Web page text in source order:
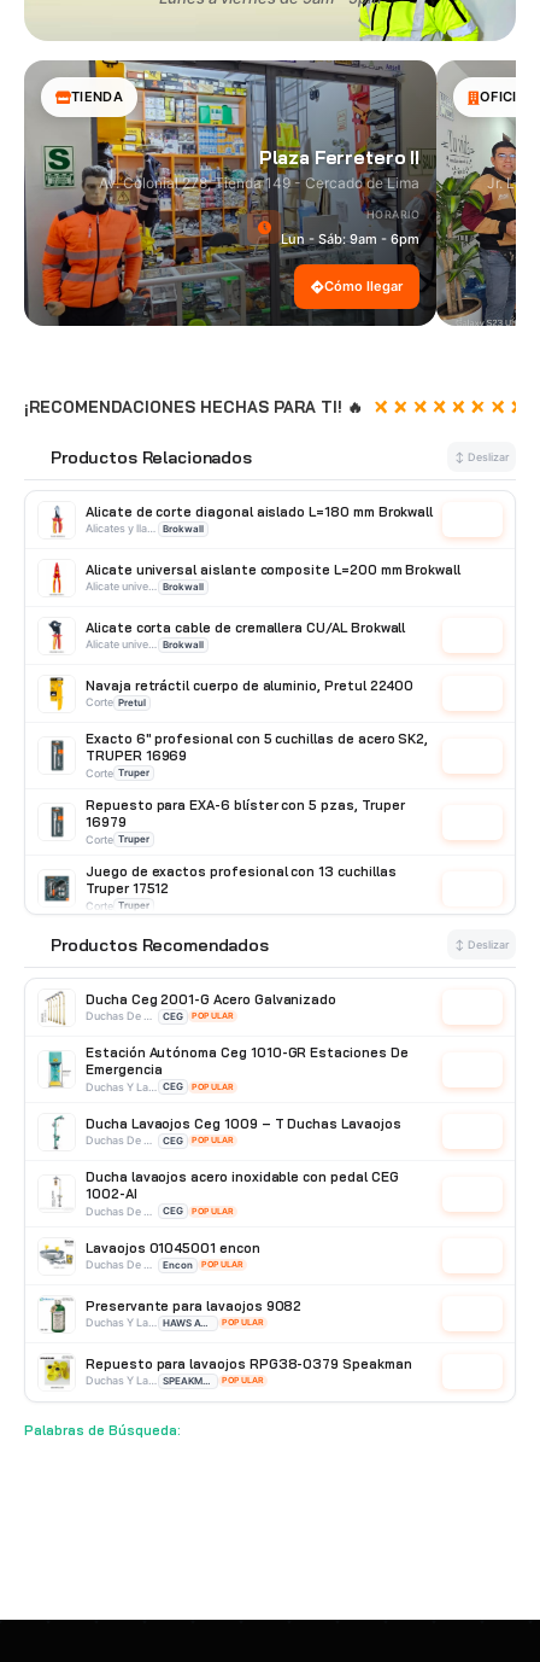
TIENDA
Plaza Ferretero II
Av. Colonial 278, Tienda 149 - Cercado de Lima
HORARIO
Lun - Sáb: 9am - 6pm
Cómo llegar
OFICINA
Jr. Las
¡RECOMENDACIONES HECHAS PARA TI! 🔥
Productos Relacionados ↕ Deslizar
Alicate de corte diagonal aislado L=180 mm Brokwall
Brokwall
Alicate universal aislante composite L=200 mm Brokwall
Brokwall
Alicate corta cable de cremallera CU/AL Brokwall
Brokwall
Navaja retráctil cuerpo de aluminio, Pretul 22400
Corte Pretul
Exacto 6" profesional con 5 cuchillas de acero SK2,
TRUPER 16969
Corte Truper
Repuesto para EXA-6 blíster con 5 pzas, Truper
16979
Corte Truper
Juego de exactos profesional con 13 cuchillas
Truper 17512
Corte Truper
Juego de exactos con 13 cuchillas en estuche
Pretul 22409
Corte Pretul
Productos Recomendados ↕ Deslizar
Ducha Ceg 2001-G Acero Galvanizado
CEG POPULAR
Estación Autónoma Ceg 1010-GR Estaciones De
Emergencia
CEG POPULAR
Ducha Lavaojos Ceg 1009 – T Duchas Lavaojos
CEG POPULAR
Ducha lavaojos acero inoxidable con pedal CEG
1002-AI
CEG POPULAR
Lavaojos 01045001 encon
Encon POPULAR
Preservante para lavaojos 9082
POPULAR
Repuesto para lavaojos RPG38-0379 Speakman
POPULAR
Lavaojo de pared inox CEG 3002-ABS
Duchas De Pared CEG
Palabras de Búsqueda: